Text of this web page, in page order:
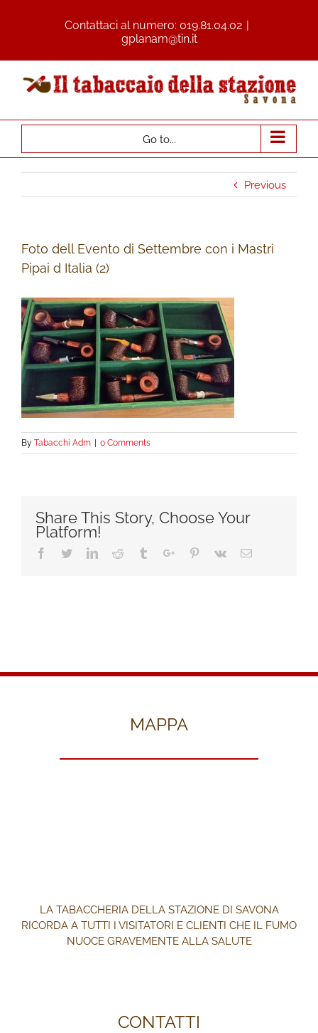
Contattaci al numero: 019.81.04.02 |
gplanam@tin.it
Go to...
Previous
Foto dell Evento di Settembre con i Mastri
Pipai d Italia (2)
By Tabacchi Adm 0 Comments
Share This Story, Choose Your
Platform!
Facebook
TwitterLinkedinReddit TumblrGoogle+Pinterest
Vk Email
MAPPA
LA TABACCHERIA DELLA STAZIONE DI SAVONA
RICORDA A TUTTI I VISITATORI E CLIENTI CHE IL FUMO
NUOCE GRAVEMENTE ALLA SALUTE
CONTATTI